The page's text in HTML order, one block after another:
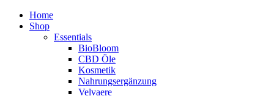
Home
Shop
Essentials
BioBloom
CBD Öle
Kosmetik
Nahrungsergänzung
Velvaere